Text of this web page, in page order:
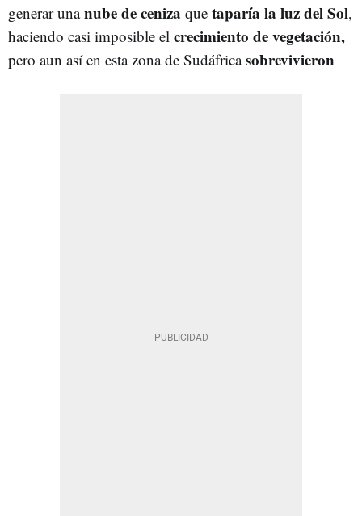
generar unanube de ceniza que taparía la luz del Sol,
haciendo casi imposible el crecimiento de vegetación,
pero aun así en esta zona de Sudáfricasobrevivieron